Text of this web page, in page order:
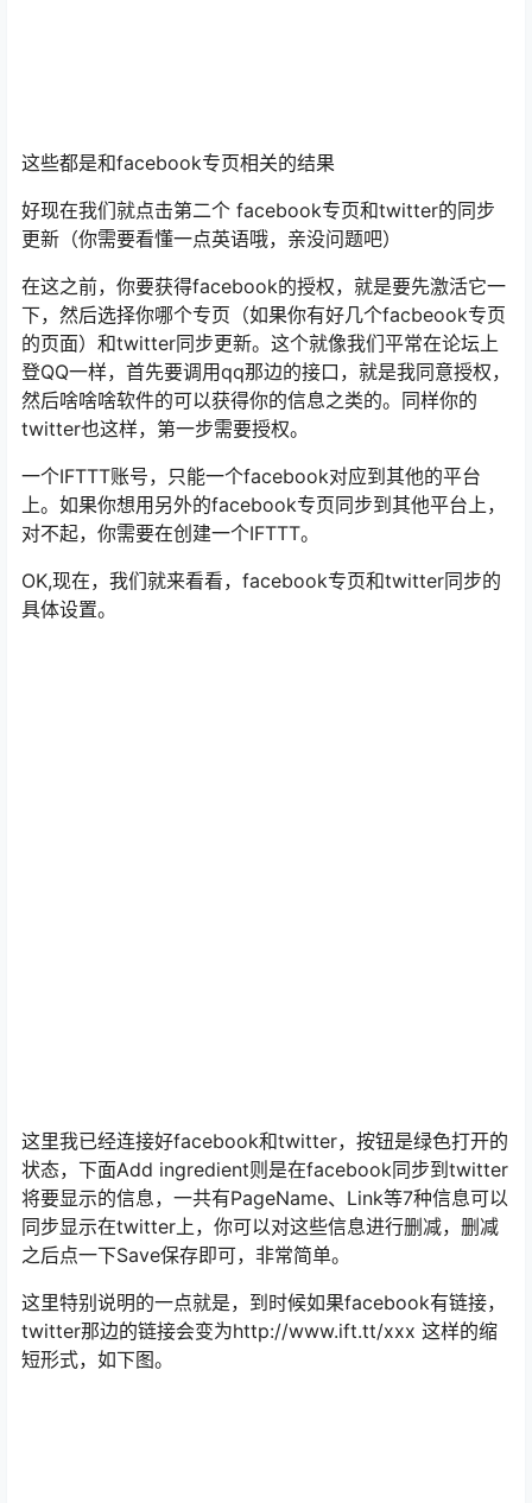
这些都是和facebook专页相关的结果
好现在我们就点击第二个 facebook专页和twitter的同步
更新（你需要看懂一点英语哦，亲没问题吧）
在这之前，你要获得facebook的授权，就是要先激活它一
下，然后选择你哪个专页（如果你有好几个facbeook专页
的页面）和twitter同步更新。这个就像我们平常在论坛上
登QQ一样，首先要调用qq那边的接口，就是我同意授权，
然后啥啥啥软件的可以获得你的信息之类的。同样你的
twitter也这样，第一步需要授权。
一个IFTTT账号，只能一个facebook对应到其他的平台
上。如果你想用另外的facebook专页同步到其他平台上，
对不起，你需要在创建一个IFTTT。
OK,现在，我们就来看看，facebook专页和twitter同步的
具体设置。
这里我已经连接好facebook和twitter，按钮是绿色打开的
状态，下面Add ingredient则是在facebook同步到twitter
将要显示的信息，一共有PageName、Link等7种信息可以
同步显示在twitter上，你可以对这些信息进行删减，删减
之后点一下Save保存即可，非常简单。
这里特别说明的一点就是，到时候如果facebook有链接，
twitter那边的链接会变为http://www.ift.tt/xxx 这样的缩
短形式，如下图。